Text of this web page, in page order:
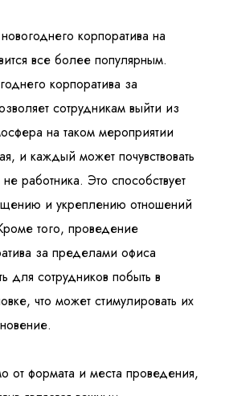
корпоратива на
все более популярным.
корпоратива за
сотрудникам выйти из
на таком мероприятии
и каждый может почувствовать
работника. Это способствует
и укреплению отношений
того, проведение
за пределами офиса
для сотрудников побыть в
что может стимулировать их
от формата и места проведения,